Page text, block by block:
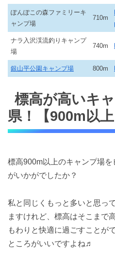
ぽんぽこの森ファミリーキ
ャンプ場
710m
ナラ入沢渓流釣りキャンプ
場
740m
銀山平公園キャンプ場 800m
標高が高いキ
県！【900m以
標高900m以上のキャンプ場
がいかがでしたか？
私と同じくもっと多いと思っ
ますけれど、標高はそこまで
もわりと快適に過ごすことが
ところがいいですよね♬